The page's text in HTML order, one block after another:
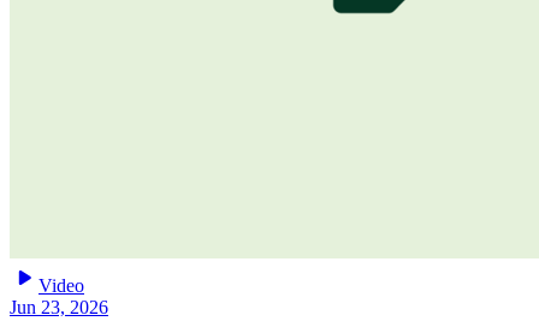
play_arrow Video
Jun 23, 2026